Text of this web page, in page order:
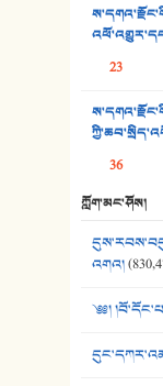
23
36
ཀློག་མང་ཤོས།
འགའ།
༄༅།